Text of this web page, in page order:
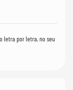
letra por letra, no seu